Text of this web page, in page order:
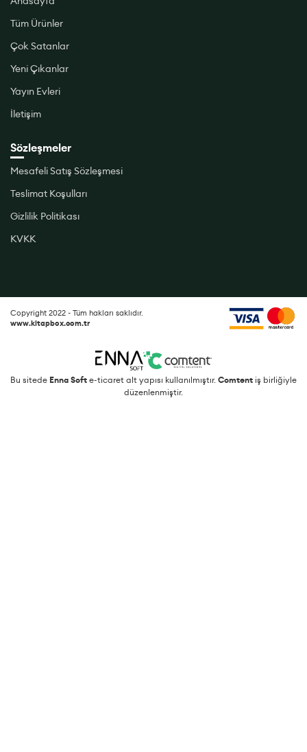
Tüm Ürünler
Çok Satanlar
Yeni Çıkanlar
Yayın Evleri
İletişim
Sözleşmeler
Mesafeli Satış Sözleşmesi
Teslimat Koşulları
Gizlilik Politikası
KVKK
Copyright 2022 - Tüm hakları saklıdır.
www.kitapbox.com.tr
Bu sitede Enna Soft e-ticaret alt yapısı kullanılmıştır. Comtent iş birliğiyle
düzenlenmiştir.